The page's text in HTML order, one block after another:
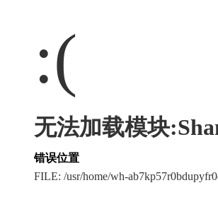
:(
无法加载模块
错误位置
FILE: /usr/home/wh-